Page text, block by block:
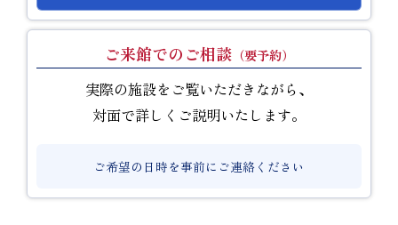
ご来館でのご相談 （要予約）
実際の施設をご覧いただきながら、
対面で詳しくご説明いたします。
ご希望の日時を事前にご連絡ください